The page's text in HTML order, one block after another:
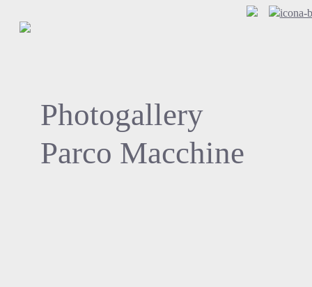
Photogallery
Parco Macchine